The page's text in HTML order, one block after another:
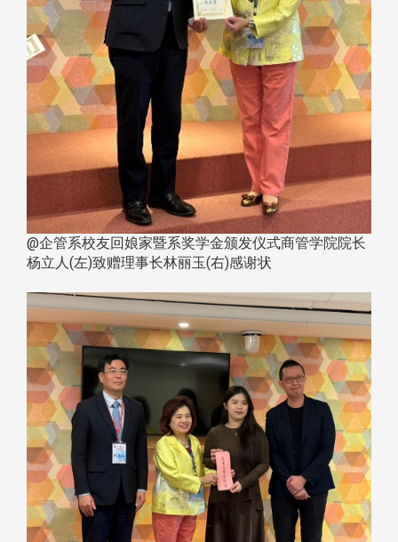
@企管系校友回娘家暨系奖学金颁发仪式商管学院院长
杨立人(左)致赠理事长林丽玉(右)感谢状